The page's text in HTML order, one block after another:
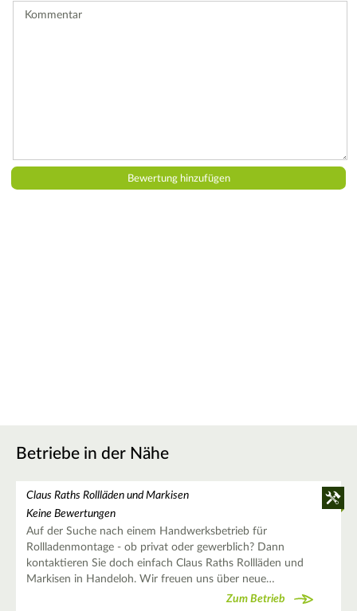
Betriebe in der Nähe
Claus Raths Rollläden und Markisen
Keine Bewertungen
Auf der Suche nach einem Handwerksbetrieb für
Rollladenmontage - ob privat oder gewerblich? Dann
kontaktieren Sie doch einfach Claus Raths Rollläden und
Markisen in Handeloh. Wir freuen uns über neue…
Zum Betrieb